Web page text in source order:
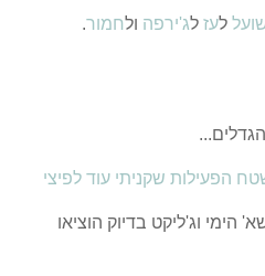
לעז לג'ירפה ולחמור.
הפעילות שקניתי עוד לפיצי
הימי וג'ליקט בדיוק הוציאו